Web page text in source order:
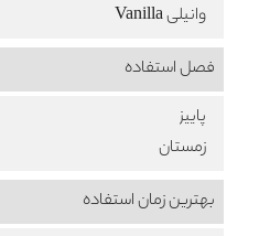
وانیلی Vanilla
فصل استفاده
پاییز
زمستان
بهترین زمان استفاده